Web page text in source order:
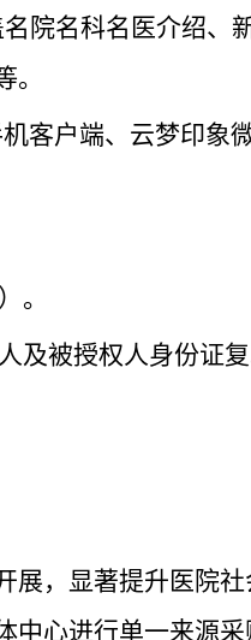
院名科名医介绍、
客户端、云梦印象
。
及被授权人身份证复
展，显著提升医院
心进行单一来源采